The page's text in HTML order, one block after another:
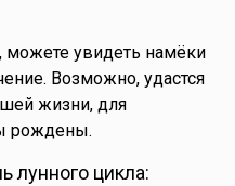
увидеть намёки
Возможно, удастся
жизни, для
рождены.
лунного цикла: